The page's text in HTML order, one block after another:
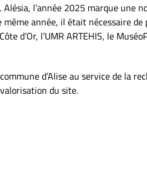
l’année 2025 marque une
année, il était nécessaire de
d’Or, l’UMR ARTEHIS, le
d’Alise au service de la
du site.